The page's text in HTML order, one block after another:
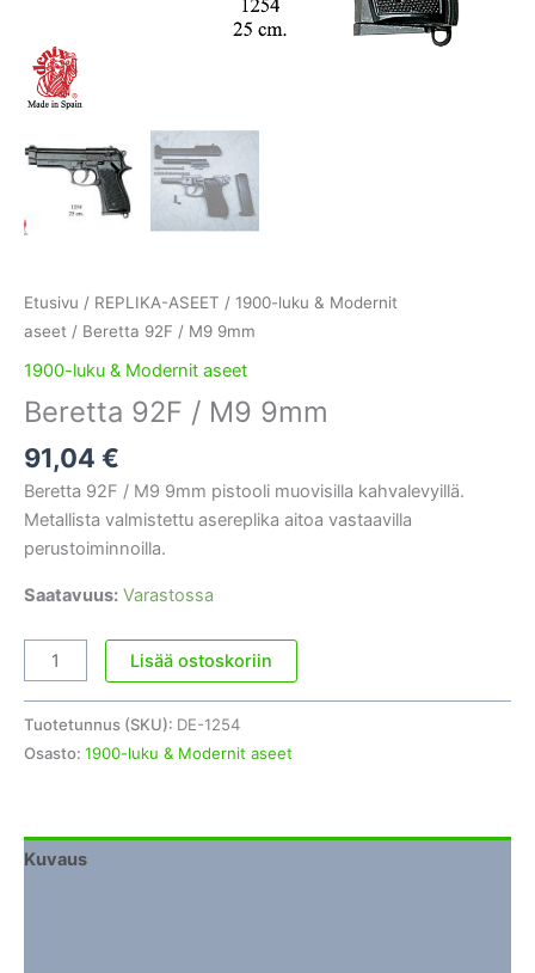
Etusivu / REPLIKA-ASEET / 1900-luku & Modernit
aseet / Beretta 92F / M9 9mm
1900-luku & Modernit aseet
Beretta 92F / M9 9mm
91,04 €
Beretta 92F / M9 9mm pistooli muovisilla kahvalevyillä.
Metallista valmistettu asereplika aitoa vastaavilla
perustoiminnoilla.
Saatavuus: Varastossa
Beretta
92F
Lisää ostoskoriin
Tuotetunnus (SKU): DE-1254
Osasto: 1900-luku & Modernit aseet
Kuvaus